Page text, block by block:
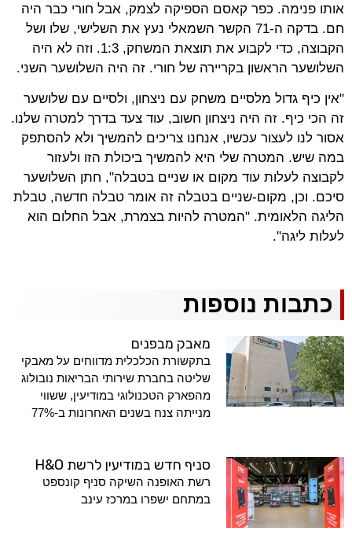
אותו פנימה. כפר קאסם הספיקה לצמק, אבל חורי כבר היה
חם. בדקה ה-71 הקשר השמאלי נעץ את השלישי, שלו ושל
הקבוצה, כדי לקבוע את תוצאת המשחק, 1:3. וזה לא היה
השלושער הראשון בקריירה של חורי. זה היה השלושער השני.
"אין כיף גדול מלסיים משחק עם ניצחון, ולסיים עם שלושער
זה הכי כיף. זה היה ניצחון חשוב, עוד צעד בדרך למטרה שלנו.
אסור לנו לעצור עכשיו, אנחנו צריכים להמשיך ולא להסתפק
במה שיש. המטרה שלי היא להמשיך ביכולת הזו ולעזור
לקבוצה לעלות עוד מקום או שניים בטבלה", חתן השלושער
סיכם. וכן, מקום-שניים בטבלה זה אומר טבלה חדשה, טבלת
הליגה הלאומית. "המטרה להיות בצמרת, אבל החלום הוא
לעלות ליגה".
כתבות נוספות
מאבק מבפנים
בתקשורת הכלכלית מדווחים על מאבקי
שליטה בחברת שירותי הבריאות נובולוג
מהפארק הטכנולוגי במודיעין, ששווי
מנייתה צנח בשנים האחרונות ב-77%
סניף חדש במודיעין לרשת H&O
רשת האופנה השיקה סניף קונספט
במתחם ישפרו במרכז עינב